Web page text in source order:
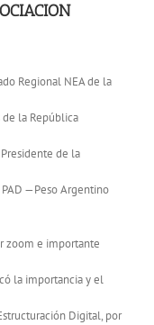
Regional NEA de la
la República
Presidente de la
—Peso Argentino
zoom e importante
la importancia y el
Digital, por